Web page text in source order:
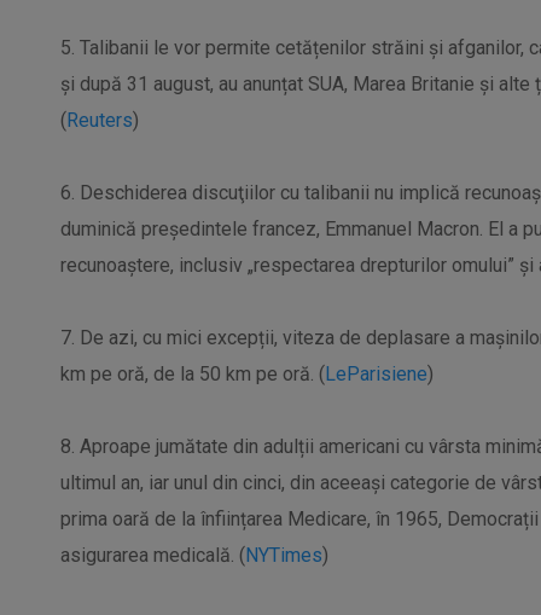
5. Talibanii le vor permite cetățenilor străini și afganilor,
și după 31 august, au anunțat SUA, Marea Britanie și
(Reuters)
6. Deschiderea discuţiilor cu talibanii nu implică
duminică preşedintele francez, Emmanuel Macron. El a
recunoaştere, inclusiv „respectarea drepturilor omului”
7. De azi, cu mici excepții, viteza de deplasare a
km pe oră, de la 50 km pe oră. (LeParisiene)
8. Aproape jumătate din adulții americani cu vârsta
ultimul an, iar unul din cinci, din aceeași categorie de
prima oară de la înființarea Medicare, în 1965,
asigurarea medicală. (NYTimes)